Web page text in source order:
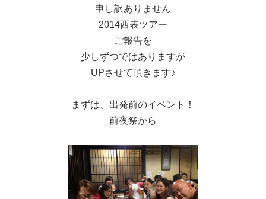
申し訳ありません
2014西表ツアー
ご報告を
少しずつではありますが
UPさせて頂きます♪
まずは、出発前のイベント！
前夜祭から